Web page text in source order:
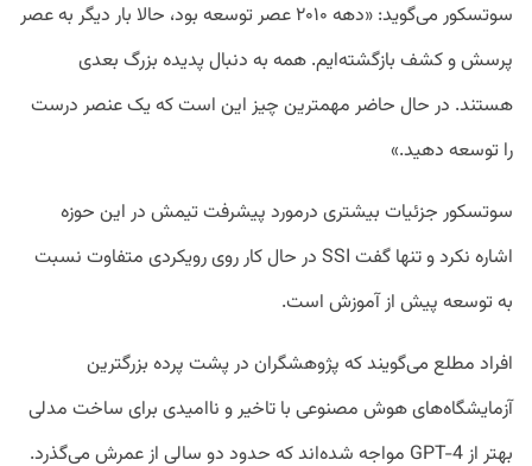
سوتسکور می‌گوید: «دهه ۲۰۱۰ عصر توسعه بود، حالا بار دیگر به عصر
پرسش و کشف بازگشته‌ایم. همه به دنبال پدیده بزرگ بعدی
هستند. در حال حاضر مهمترین چیز این است که یک عنصر درست
را توسعه دهید.»
سوتسکور جزئیات بیشتری درمورد پیشرفت تیمش در این حوزه
اشاره نکرد و تنها گفت SSI در حال کار روی رویکردی متفاوت نسبت
به توسعه پیش از آموزش است.
افراد مطلع می‌گویند که پژوهشگران در پشت پرده بزرگترین
آزمایشگا‌ه‌های هوش مصنوعی با تاخیر و ناامیدی برای ساخت مدلی
بهتر از GPT-4 مواجه شده‌اند که حدود دو سالی از عمرش می‌گذرد.